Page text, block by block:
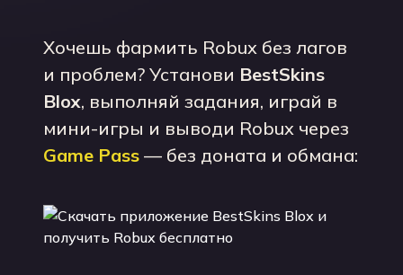
Хочешь фармить Robux без лагов
и проблем? Установи BestSkins
Blox, выполняй задания, играй в
мини-игры и выводи Robux через
Game Pass — без доната и обмана: